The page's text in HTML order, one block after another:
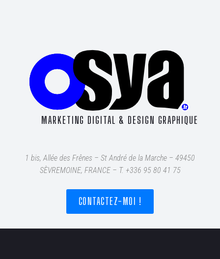
MARKETING DIGITAL & DESIGN GRAPHIQUE
1 bis, Allée des Frênes – St André de la Marche – 49450
SÈVREMOINE, FRANCE – T. +336 95 80 41 75
CONTACTEZ-MOI !